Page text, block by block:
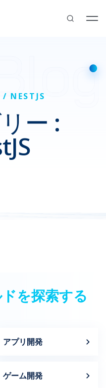
NESTJS
ー :
を探索する
アプリ開発
ゲーム開発